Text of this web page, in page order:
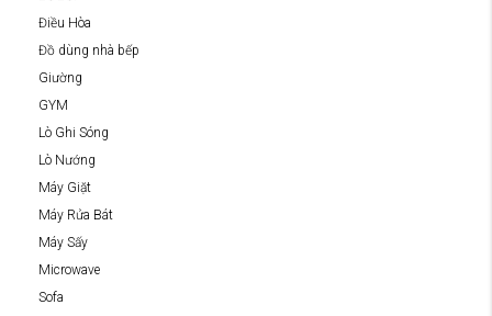
Điều Hòa
Đồ dùng nhà bếp
Giường
GYM
Lò Ghi Sóng
Lò Nướng
Máy Giặt
Máy Rửa Bát
Máy Sấy
Microwave
Sofa